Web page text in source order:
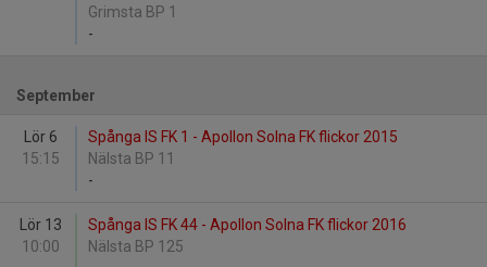
Grimsta BP 1
-
September
Lör 6
15:15
Spånga IS FK 1 - Apollon Solna FK flickor 2015
Nälsta BP 11
-
Lör 13
10:00
Spånga IS FK 44 - Apollon Solna FK flickor 2016
Nälsta BP 125